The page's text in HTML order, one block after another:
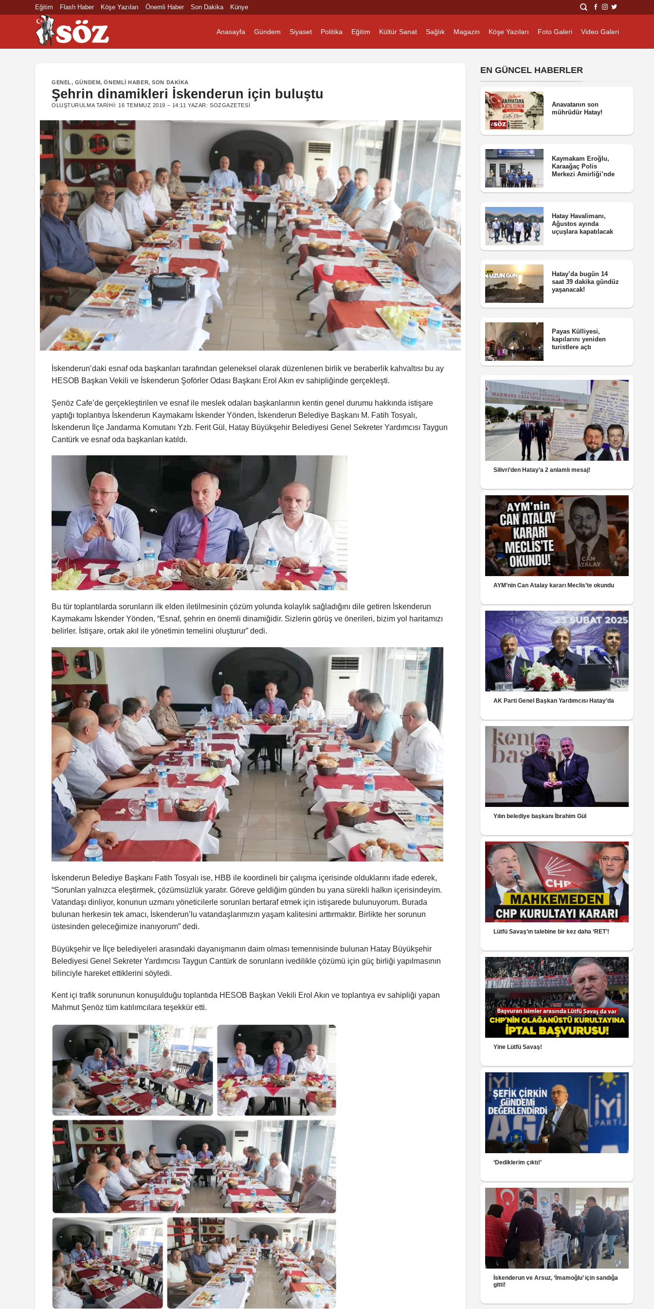
Eğitim Flash Haber Köşe Yazıları Önemli Haber Son Dakika Künye
Anasayfa Gündem Siyaset Politika Eğitim Kültür Sanat Sağlık Magazin Köşe Yazıları Foto Galeri Video Galeri
GENEL, GÜNDEM,ÖNEMLI HABER,SON DAKIKA
Şehrin dinamikleri İskenderun için buluştu
OLUŞTURULMA TARIHI: 16 TEMMUZ 2019 – 14:11 YAZAR:SOZGAZETESI
İskenderun’daki esnaf oda başkanları tarafından geleneksel olarak düzenlenen birlik ve beraberlik kahvaltısı bu ay
HESOB Başkan Vekili ve İskenderun Şoförler Odası Başkanı Erol Akın ev sahipliğinde gerçekleşti.
Şenöz Cafe’de gerçekleştirilen ve esnaf ile meslek odaları başkanlarının kentin genel durumu hakkında istişare
yaptığı toplantıya İskenderun Kaymakamı İskender Yönden, İskenderun Belediye Başkanı M. Fatih Tosyalı,
İskenderun İlçe Jandarma Komutanı Yzb. Ferit Gül, Hatay Büyükşehir Belediyesi Genel Sekreter Yardımcısı Taygun
Cantürk ve esnaf oda başkanları katıldı.
Bu tür toplantılarda sorunların ilk elden iletilmesinin çözüm yolunda kolaylık sağladığını dile getiren İskenderun
Kaymakamı İskender Yönden, “Esnaf, şehrin en önemli dinamiğidir. Sizlerin görüş ve önerileri, bizim yol haritamızı
belirler. İstişare, ortak akıl ile yönetimin temelini oluşturur” dedi.
İskenderun Belediye Başkanı Fatih Tosyalı ise, HBB ile koordineli bir çalışma içerisinde olduklarını ifade ederek,
“Sorunları yalnızca eleştirmek, çözümsüzlük yaratır. Göreve geldiğim günden bu yana sürekli halkın içerisindeyim.
Vatandaşı dinliyor, konunun uzmanı yöneticilerle sorunları bertaraf etmek için istişarede bulunuyorum. Burada
bulunan herkesin tek amacı, İskenderun’lu vatandaşlarımızın yaşam kalitesini arttırmaktır. Birlikte her sorunun
üstesinden geleceğimize inanıyorum” dedi.
Büyükşehir ve İlçe belediyeleri arasındaki dayanışmanın daim olması temennisinde bulunan Hatay Büyükşehir
Belediyesi Genel Sekreter Yardımcısı Taygun Cantürk de sorunların ivedilikle çözümü için güç birliği yapılmasının
bilinciyle hareket ettiklerini söyledi.
Kent içi trafik sorununun konuşulduğu toplantıda HESOB Başkan Vekili Erol Akın ve toplantıya ev sahipliği yapan
Mahmut Şenöz tüm katılımcılara teşekkür etti.
EN GÜNCEL HABERLER
Anavatanın son
mührüdür Hatay!
Kaymakam Eroğlu,
Karaağaç Polis
Merkezi Amirliği’nde
Hatay Havalimanı,
Ağustos ayında
uçuşlara kapatılacak
Hatay’da bugün 14
saat 39 dakika gündüz
yaşanacak!
Payas Külliyesi,
kapılarını yeniden
turistlere açtı
Silivri’den Hatay’a 2 anlamlı mesaj!
AYM’nin Can Atalay kararı Meclis’te okundu
AK Parti Genel Başkan Yardımcısı Hatay’da
Yılın belediye başkanı İbrahim Gül
Lütfü Savaş’ın talebine bir kez daha ‘RET’!
Yine Lütfü Savaş!
‘Dediklerim çıktı!’
İskenderun ve Arsuz, ‘İmamoğlu’ için sandığa
gitti!